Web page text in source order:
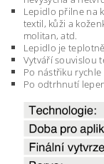
Lepidlo přilne na
textil, kůži a
molitan, atd.
Lepidlo je
Vytváří souvislou
Po nástřiku
Po odtrhnutí